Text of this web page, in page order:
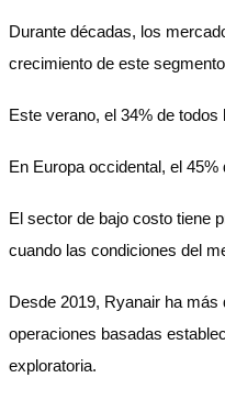
Durante décadas, los
crecimiento de este
Este verano, el 34% de
En Europa occidental, el
El sector de bajo costo tiene
cuando las condiciones del
Desde 2019, Ryanair ha
operaciones basadas
exploratoria.